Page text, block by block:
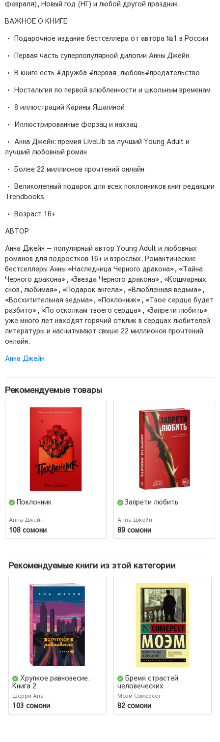
февраля), Новый год (НГ) и любой другой праздник.
ВАЖНОЕ О КНИГЕ
• Подарочное издание бестселлера от автора №1 в России
• Первая часть суперпопулярной дилогии Анны Джейн
• В книге есть #дружба #первая_любовь#предательство
• Ностальгия по первой влюбленности и школьным временам
• 8 иллюстраций Карины Яшагиной
• Иллюстрированные форзац и нахзац
• Анна Джейн: премия LiveLib за лучший Young Adult и
лучший любовный роман
• Более 22 миллионов прочтений онлайн
• Великолепный подарок для всех поклонников книг редакции
Trendbooks
• Возраст 16+
АВТОР
Анна Джейн — популярный автор Young Adult и любовных
романов для подростков 16+ и взрослых. Романтические
бестселлеры Анны «Наследница Черного дракона», «Тайна
Черного дракона», «Звезда Черного дракона», «Кошмарных
снов, любимая», «Подарок ангела», «Влюбленная ведьма»,
«Восхитительная ведьма», «Поклонник», «Твое сердце будет
разбито», «По осколкам твоего сердца», «Запрети любить»
уже много лет находят горячий отклик в сердцах любителей
литературы и насчитывают свыше 22 миллионов прочтений
онлайн.
Анна Джейн
Рекомендуемые товары
Поклонник
Анна Джейн
108 сомони
Запрети любить
Анна Джейн
89 сомони
Рекомендуемые книги из этой категории
Хрупкое равновесие.
Книга 2
Шерри Ана
103 сомони
Бремя страстей
человеческих
Моэм Сомерсет
82 сомони